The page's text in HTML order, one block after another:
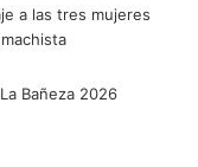
a las tres mujeres
Bañeza 2026